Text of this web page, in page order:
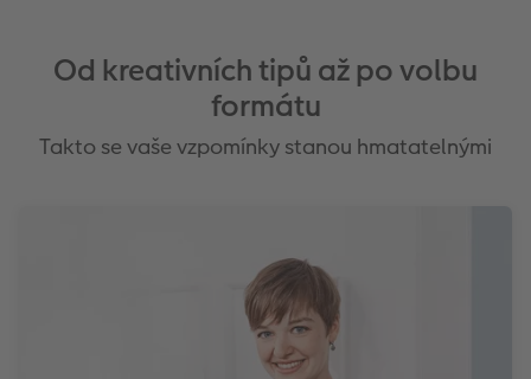
Od kreativních tipů až po volbu
formátu
Takto se vaše vzpomínky stanou hmatatelnými